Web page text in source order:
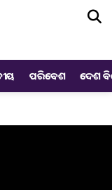
ପରିବେଶ ଦେଶ